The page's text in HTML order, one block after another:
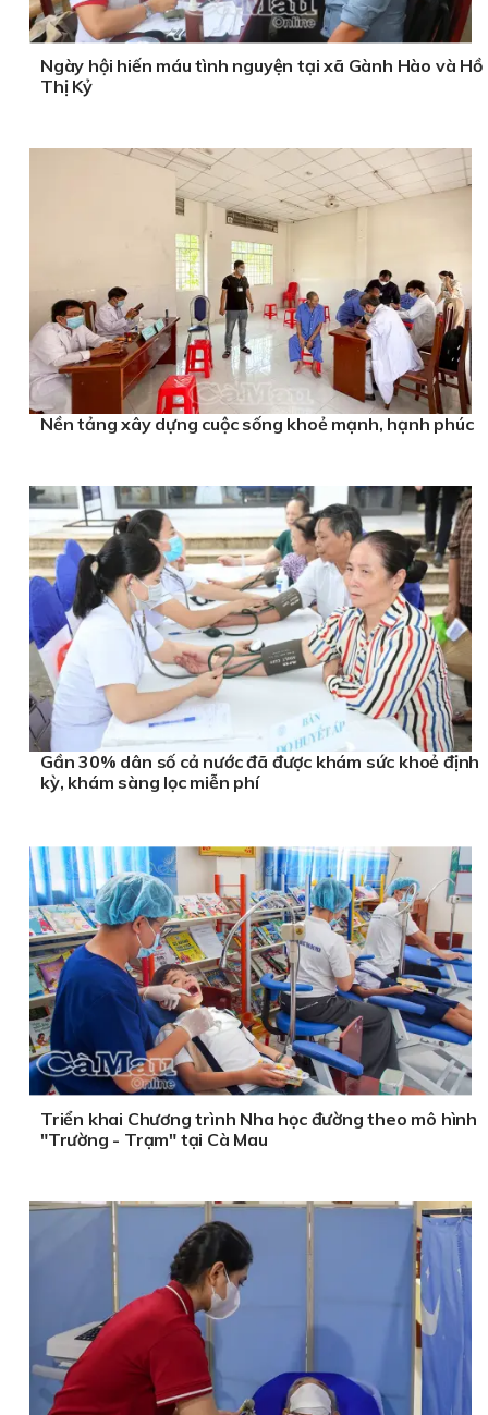
Ngày hội hiến máu tình nguyện tại xã Gành Hào và Hồ
Thị Kỷ
Nền tảng xây dựng cuộc sống khoẻ mạnh, hạnh phúc
Gần 30% dân số cả nước đã được khám sức khoẻ định
kỳ, khám sàng lọc miễn phí
Triển khai Chương trình Nha học đường theo mô hình
"Trường - Trạm" tại Cà Mau